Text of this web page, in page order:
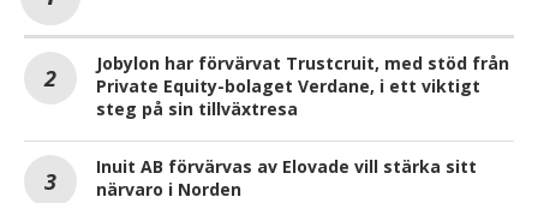
Jobylon har förvärvat Trustcruit, med stöd från
Private Equity-bolaget Verdane, i ett viktigt
steg på sin tillväxtresa
Inuit AB förvärvas av Elovade vill stärka sitt
närvaro i Norden